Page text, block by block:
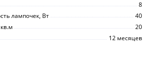
8
лампочек, Вт
40
20
12 месяцев